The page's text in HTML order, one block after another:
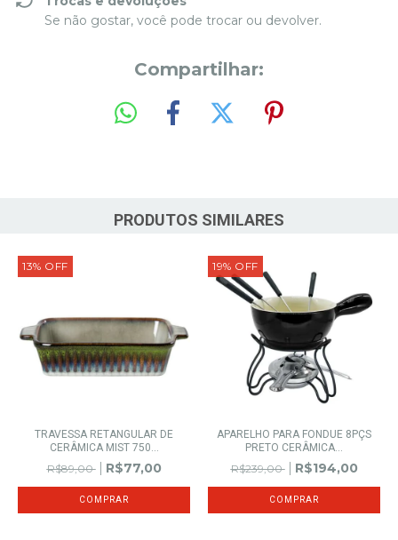
Se não gostar, você pode trocar ou devolver.
Compartilhar:
PRODUTOS SIMILARES
13% OFF
TRAVESSA RETANGULAR DE
CERÂMICA MIST 750...
R$89,00 R$77,00
19% OFF
APARELHO PARA FONDUE 8PÇS
PRETO CERÂMICA...
R$239,00 R$194,00